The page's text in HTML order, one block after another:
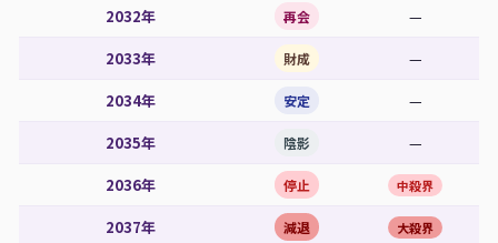
2032年 再会
—
2033年
財成
—
2034年
安定
—
2035年
陰影
—
2036年
停止 中殺界
2037年 減退 大殺界